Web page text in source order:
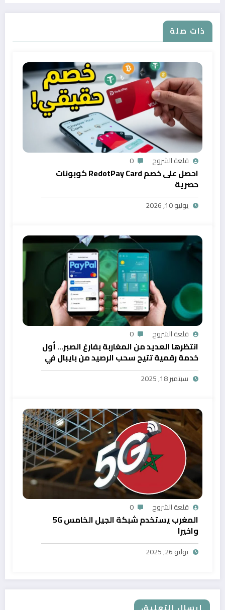
ذات صلة
قلعة الشروح 0
احصل على خصم RedotPay Card كوبونات
حصرية
يوليو 10, 2026
قلعة الشروح 0
انتظرها العديد من المغاربة بفارغ الصبر… أول
خدمة رقمية تتيح سحب الرصيد من بايبال في
المغرب
سبتمبر 18, 2025
قلعة الشروح 0
المغرب يستخدم شبكة الجيل الخامس 5G
واخيرا
يوليو 26, 2025